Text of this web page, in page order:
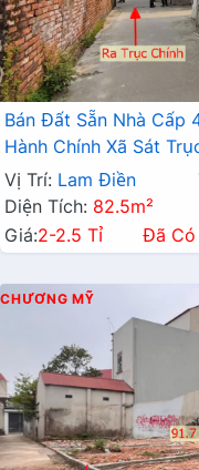
Bán Đất Sẵn Nhà Cấp
Hành Chính Xã Sát
Vị Trí: Lam Điền
Diện Tích: 82.5m²
Giá:2-2.5 Tỉ Đã Có
CHƯƠNG MỸ